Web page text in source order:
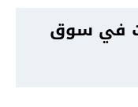
في سوق